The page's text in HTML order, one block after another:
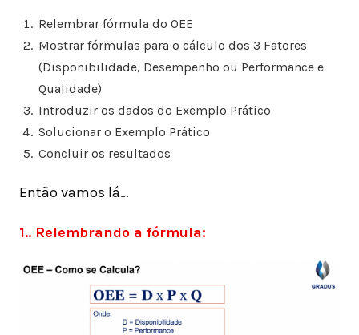
Relembrar fórmula do OEE
Mostrar fórmulas para o cálculo dos 3 Fatores
(Disponibilidade, Desempenho ou Performance e
Qualidade)
Introduzir os dados do Exemplo Prático
Solucionar o Exemplo Prático
Concluir os resultados
Então vamos lá…
1.. Relembrando a fórmula: